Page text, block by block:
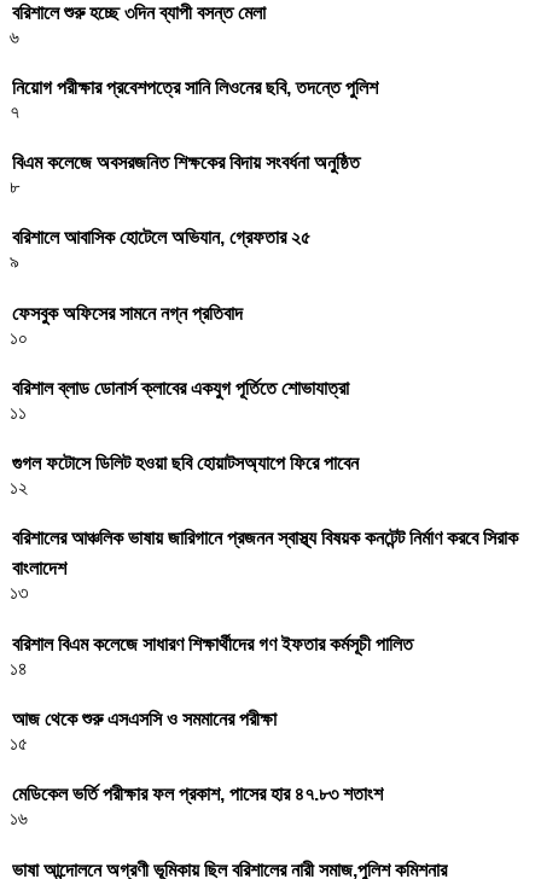
বরিশালে শুরু হচ্ছে ৩দিন ব্যাপী বসন্ত মেলা
৬
নিয়োগ পরীক্ষার প্রবেশপত্রে সানি লিওনের ছবি, তদন্তে পুলিশ
৭
বিএম কলেজে অবসরজনিত শিক্ষকের বিদায় সংবর্ধনা অনুষ্ঠিত
৮
বরিশালে আবাসিক হোটেলে অভিযান, গ্রেফতার ২৫
৯
ফেসবুক অফিসের সামনে নগ্ন প্রতিবাদ
১০
বরিশাল ব্লাড ডোনার্স ক্লাবের একযুগ পূর্তিতে শোভাযাত্রা
১১
গুগল ফটোসে ডিলিট হওয়া ছবি হোয়াটসঅ্যাপে ফিরে পাবেন
১২
বরিশালের আঞ্চলিক ভাষায় জারিগানে প্রজনন স্বাস্থ্য বিষয়ক কনটেন্ট নির্মাণ করবে সিরাক
বাংলাদেশ
১৩
বরিশাল বিএম কলেজে সাধারণ শিক্ষার্থীদের গণ ইফতার কর্মসূচী পালিত
১৪
আজ থেকে শুরু এসএসসি ও সমমানের পরীক্ষা
১৫
মেডিকেল ভর্তি পরীক্ষার ফল প্রকাশ, পাসের হার ৪৭.৮৩ শতাংশ
১৬
ভাষা আন্দোলনে অগ্রণী ভূমিকায় ছিল বরিশালের নারী সমাজ,পুলিশ কমিশনার